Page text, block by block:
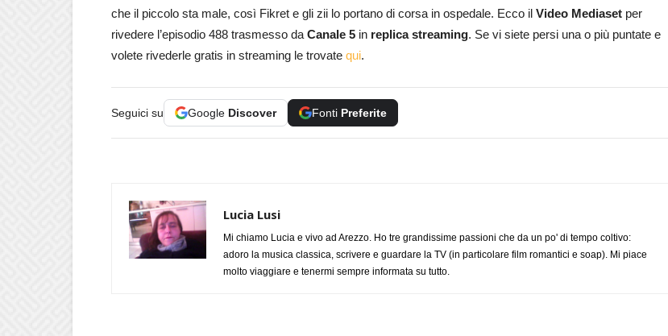
che il piccolo sta male, così Fikret e gli zii lo portano di corsa in ospedale. Ecco il Video Mediaset per
rivedere l’episodio 488 trasmesso da Canale 5 in replica streaming. Se vi siete persi una o più puntate e
volete rivederle gratis in streaming le trovate qui.
Seguici su Google Discover Fonti Preferite
Lucia Lusi
Mi chiamo Lucia e vivo ad Arezzo. Ho tre grandissime passioni che da un po' di tempo coltivo:
adoro la musica classica, scrivere e guardare la TV (in particolare film romantici e soap). Mi piace
molto viaggiare e tenermi sempre informata su tutto.